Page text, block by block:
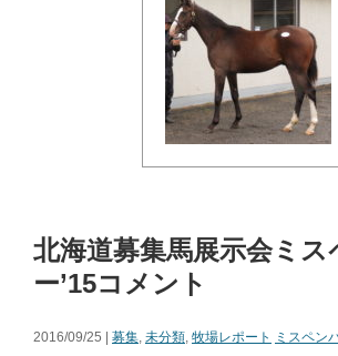
北海道募集馬展示会ミス
ー’15コメント
2016/09/25 | 募集, 未分類, 牧場レポート ミスペン